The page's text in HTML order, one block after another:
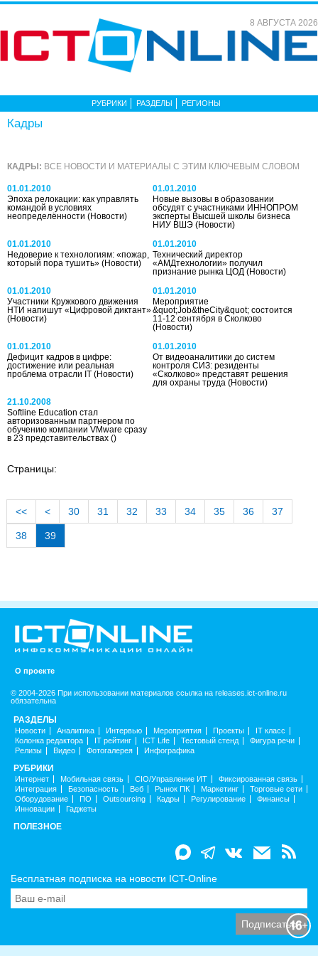
8 АВГУСТА 2026
РУБРИКИ РАЗДЕЛЫ РЕГИОНЫ
Кадры
КАДРЫ: ВСЕ НОВОСТИ И МАТЕРИАЛЫ С ЭТИМ КЛЮЧЕВЫМ СЛОВОМ
01.01.2010
Эпоха релокации: как управлять
командой в условиях
неопределённости (Новости)
01.01.2010
Новые вызовы в образовании
обсудят с участниками ИННОПРОМ
эксперты Высшей школы бизнеса
НИУ ВШЭ(Новости)
01.01.2010
Недоверие к технологиям: «пожар,
который пора тушить» (Новости)
01.01.2010
Технический директор
«АМДтехнологии» получил
признание рынка ЦОД(Новости)
01.01.2010
Участники Кружкового движения
НТИ напишут «Цифровой диктант»
(Новости)
01.01.2010
Мероприятие
&quot;Job&theCity&quot; состоится
11-12 сентября в Сколково
(Новости)
01.01.2010
Дефицит кадров в цифре:
достижение или реальная
проблема отрасли IT (Новости)
01.01.2010
От видеоаналитики до систем
контроля СИЗ: резиденты
«Сколково» представят решения
для охраны труда(Новости)
21.10.2008
Softline Education стал
авторизованным партнером по
обучению компании VMware сразу
в 23 представительствах ()
Страницы:
<< < 30 31 32 33 34 35 36 37
38 39
О проекте
© 2004-2026 При использовании материалов ссылка на releases.ict-online.ru
обязательна
РАЗДЕЛЫ
Новости Аналитика Интервью Мероприятия Проекты
IT класс
Колонка редактора
IT рейтинг ICT Life Тестовый стенд
Фигура речи
Релизы
Видео Фотогалерея Инфографика
РУБРИКИ
Интернет Мобильная связь CIO/Управление ИТ
Фиксированная связь
Интеграция
Безопасность Веб Рынок ПК Маркетинг
Торговые сети
Оборудование
ПО Outsourcing Кадры Регулирование
Финансы
Инновации
Гаджеты
ПОЛЕЗНОЕ
Бесплатная подписка на новости ICT-Online